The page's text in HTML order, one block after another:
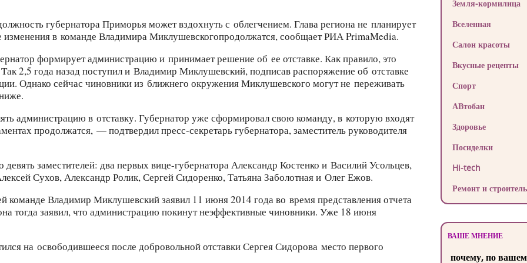
губернатора Приморья может вздохнуть с облегчением. Глава региона не планирует
изменения в команде Владимира Миклушевскогопродолжатся, сообщает РИА PrimaMedia.
формирует администрацию и принимает решение об ее отставке. Как правило, это
2,5 года назад поступил и Владимир Миклушевский, подписав распоряжение об отставке
Однако сейчас чиновники из ближнего окружения Миклушевского могут не переживать
администрацию в отставку. Губернатор уже сформировал свою команду, в которую входят
продолжатся, — подтвердил пресс-секретарь губернатора, заместитель руководителя
заместителей: два первых вице-губернатора Александр Костенко и Василий Усольцев,
Сухов, Александр Ролик, Сергей Сидоренко, Татьяна Заболотная и Олег Ежов.
Владимир Миклушевский заявил 11 июня 2014 года во время представления отчета
тогда заявил, что администрацию покинут неэффективные чиновники. Уже 18 июня
на освободившееся после добровольной отставки Сергея Сидорова место первого
Земля-кормилица
Вселенная
Салон красоты
Вкусные рецепты
Спорт
АВтобан
Здоровье
Посиделки
Hi-tech
Ремонт и
ВАШЕ МНЕНИЕ
почему, по